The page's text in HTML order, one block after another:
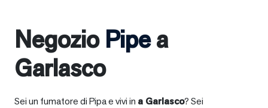
Negozio Pipea
Garlasco
Sei un fumatore di Pipa e vivi in a Garlasco? Sei